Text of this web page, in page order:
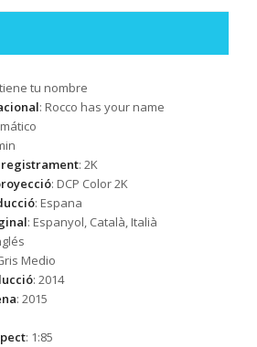
tu nombre
: Rocco has your name
: 2K
: DCP Color 2K
: Espana
: Espanyol, Català, Italià
Medio
: 2014
: 2015
: 1:85